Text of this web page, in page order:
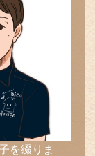
を綴りま